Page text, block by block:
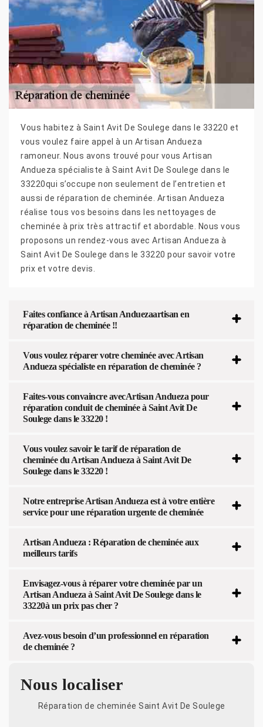
Vous habitez à Saint Avit De Soulege dans le 33220 et
vous voulez faire appel à un Artisan Andueza
ramoneur. Nous avons trouvé pour vous Artisan
Andueza spécialiste à Saint Avit De Soulege dans le
33220qui s’occupe non seulement de l’entretien et
aussi de réparation de cheminée. Artisan Andueza
réalise tous vos besoins dans les nettoyages de
cheminée à prix très attractif et abordable. Nous vous
proposons un rendez-vous avec Artisan Andueza à
Saint Avit De Soulege dans le 33220 pour savoir votre
prix et votre devis.
Faites confiance à Artisan Anduezaartisan en
réparation de cheminée !!
Vous voulez réparer votre cheminée avec Artisan
Andueza spécialiste en réparation de cheminée ?
Faites-vous convaincre avecArtisan Andueza pour
réparation conduit de cheminée à Saint Avit De
Soulege dans le 33220 !
Vous voulez savoir le tarif de réparation de
cheminée du Artisan Andueza à Saint Avit De
Soulege dans le 33220 !
Notre entreprise Artisan Andueza est à votre entière
service pour une réparation urgente de cheminée
Artisan Andueza : Réparation de cheminée aux
meilleurs tarifs
Envisagez-vous à réparer votre cheminée par un
Artisan Andueza à Saint Avit De Soulege dans le
33220à un prix pas cher ?
Avez-vous besoin d’un professionnel en réparation
de cheminée ?
Nous localiser
Réparation de cheminée Saint Avit De Soulege